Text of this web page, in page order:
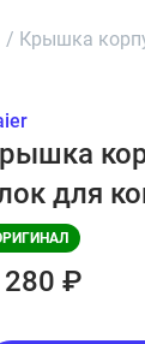
/ Крышка
для
280 ₽